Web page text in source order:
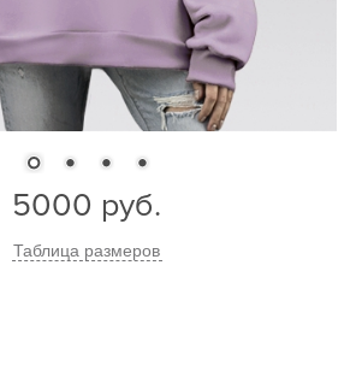
5000 руб.
Таблица размеров